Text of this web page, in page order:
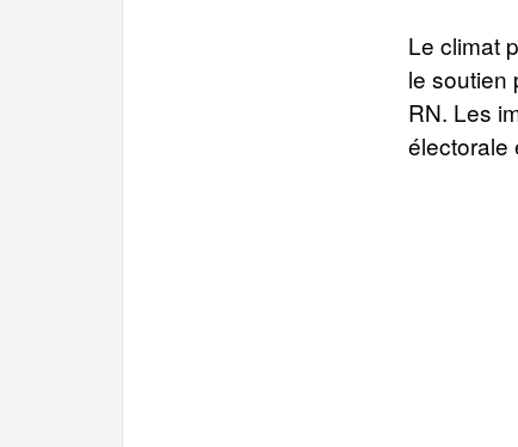
Le climat
le soutien
RN. Les
électorale